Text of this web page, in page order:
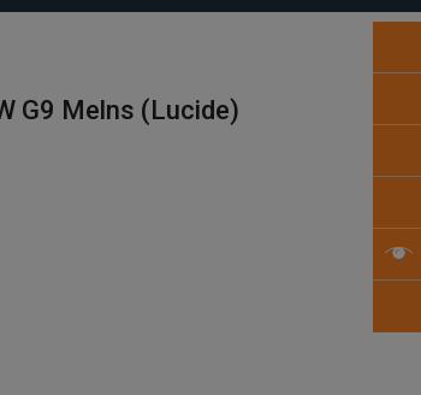
G9 Melns (Lucide)